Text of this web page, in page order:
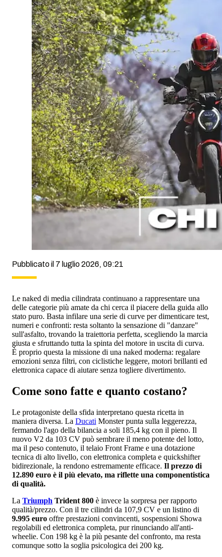
Pubblicato il 7 luglio 2026, 09:21
Le naked di media cilindrata continuano a rappresentare una
delle categorie più amate da chi cerca il piacere della guida allo
stato puro. Basta infilare una serie di curve per dimenticare test,
numeri e confronti: resta soltanto la sensazione di "danzare"
sull'asfalto, trovando la traiettoria perfetta, scegliendo la marcia
giusta e sfruttando tutta la spinta del motore in uscita di curva.
È proprio questa la missione di una naked moderna: regalare
emozioni senza filtri, con ciclistiche leggere, motori brillanti ed
elettronica capace di aiutare senza togliere divertimento.
Come sono fatte e quanto costano?
Le protagoniste della sfida interpretano questa ricetta in
maniera diversa. La Ducati Monster punta sulla leggerezza,
fermando l'ago della bilancia a soli 185,4 kg con il pieno. Il
nuovo V2 da 103 CV può sembrare il meno potente del lotto,
ma il peso contenuto, il telaio Front Frame e una dotazione
tecnica di alto livello, con elettronica completa e quickshifter
bidirezionale, la rendono estremamente efficace. Il prezzo di
12.890 euro è il più elevato, ma riflette una componentistica
di qualità.
La Triumph Trident 800 è invece la sorpresa per rapporto
qualità/prezzo. Con il tre cilindri da 107,9 CV e un listino di
9.995 euro offre prestazioni convincenti, sospensioni Showa
regolabili ed elettronica completa, pur rinunciando all'anti-
wheelie. Con 198 kg è la più pesante del confronto, ma resta
comunque sotto la soglia psicologica dei 200 kg.